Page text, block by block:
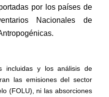
por los países de
Nacionales de
incluidas y los análisis de
las emisiones del sector
(FOLU), ni las absorciones